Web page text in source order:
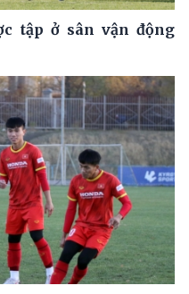
tập ở sân vận động